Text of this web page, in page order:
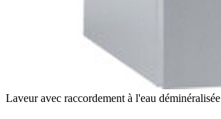
Laveur avec raccordement à l'eau déminéralisée